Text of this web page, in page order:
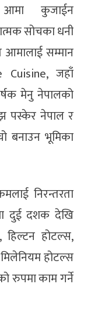
आमा कुजाईन
सोचका धनी
आमालाई सम्मान
Cuisine, जहाँ
मेनु नेपालको
पस्केर नेपाल र
बनाउन भूमिका
निरन्तरता
दुई दशक देखि
हिल्टन होटल्स,
होटल्स
रुपमा काम गर्ने